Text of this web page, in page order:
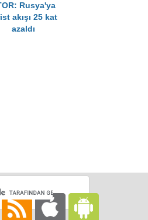
Rusya'ya
akışı 25 kat
azaldı